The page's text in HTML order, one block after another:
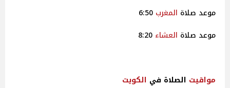
موعد صلاة المغرب
موعد صلاة العشاء
مواقيت الصلاة في الكويت